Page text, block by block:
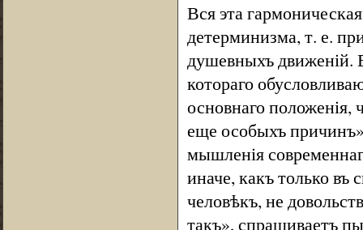
Вся эта
детерминизма, т. е.
душевныхъ движеній.
котораго
основнаго положенія,
еще особыхъ
мышленія
иначе, какъ только въ
человѣкъ, не
такъ», спрашиваетъ